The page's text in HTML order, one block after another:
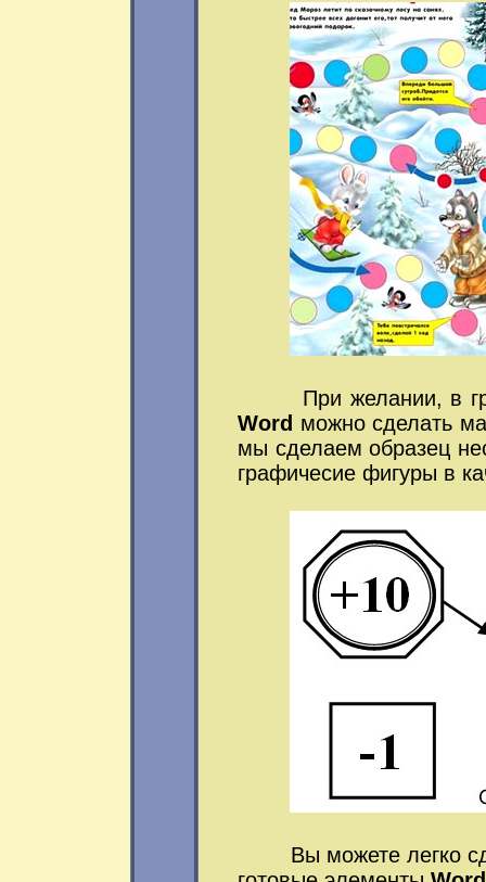
При желании, в
Word можно сделать
мы сделаем образец
графичесие фигуры в
Вы можете легко